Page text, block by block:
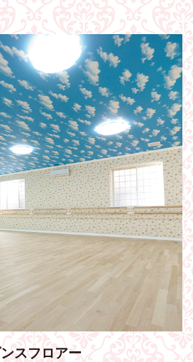
スフロアー